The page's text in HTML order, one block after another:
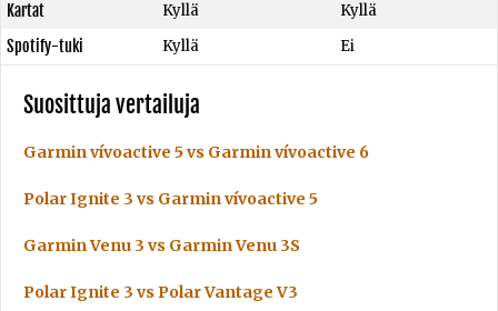
Kartat
Kyllä
Kyllä
Spotify-tuki
Kyllä Ei
Suosittuja vertailuja
Garmin vívoactive 5 vs Garmin vívoactive 6
Polar Ignite 3 vs Garmin vívoactive 5
Garmin Venu 3 vs Garmin Venu 3S
Polar Ignite 3 vs Polar Vantage V3